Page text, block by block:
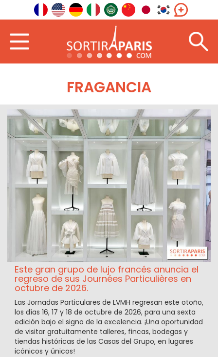
FRAGANCIA
Este gran grupo de lujo francés anuncia el
regreso de sus Journées Particulières en
octubre de 2026.
Las Jornadas Particulares de LVMH regresan este otoño,
los días 16, 17 y 18 de octubre de 2026, para una sexta
edición bajo el signo de la excelencia. ¡Una oportunidad
de visitar gratuitamente talleres, fincas, bodegas y
tiendas históricas de las Casas del Grupo, en lugares
icónicos y únicos!